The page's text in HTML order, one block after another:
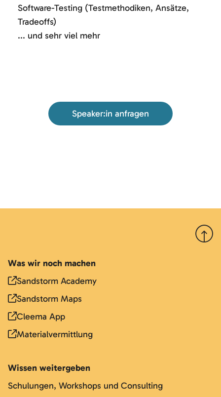
Software-Testing (Testmethodiken, Ansätze,
Tradeoffs)
... und sehr viel mehr
Speaker:in anfragen
Nach
Was wir noch machen
Sandstorm Academy
Sandstorm Maps
Cleema App
Materialvermittlung
Wissen weitergeben
Schulungen, Workshops und Consulting